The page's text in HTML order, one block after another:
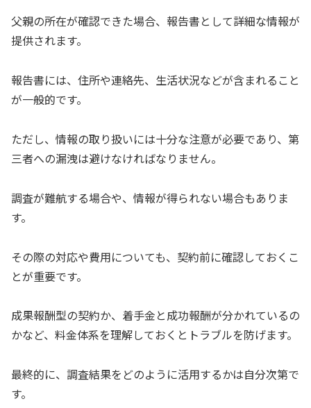
父親の所在が確認できた場合、報告書として詳細な情報が
提供されます。
報告書には、住所や連絡先、生活状況などが含まれること
が一般的です。
ただし、情報の取り扱いには十分な注意が必要であり、第
三者への漏洩は避けなければなりません。
調査が難航する場合や、情報が得られない場合もありま
す。
その際の対応や費用についても、契約前に確認しておくこ
とが重要です。
成果報酬型の契約か、着手金と成功報酬が分かれているの
かなど、料金体系を理解しておくとトラブルを防げます。
最終的に、調査結果をどのように活用するかは自分次第で
す。